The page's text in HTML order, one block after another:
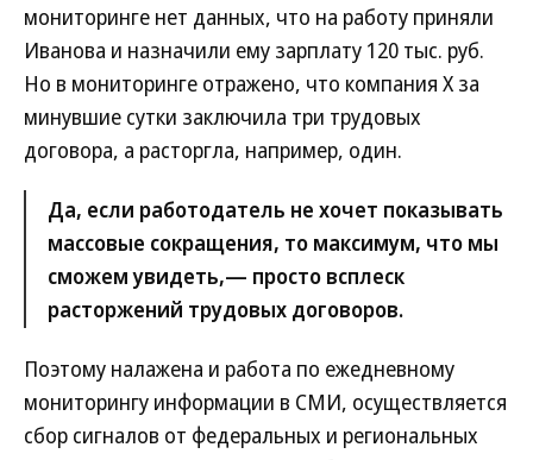
мониторинге нет данных, что на работу приняли
Иванова и назначили ему зарплату 120 тыс. руб.
Но в мониторинге отражено, что компания Х за
минувшие сутки заключила три трудовых
договора, а расторгла, например, один.
Да, если работодатель не хочет показывать
массовые сокращения, то максимум, что мы
сможем увидеть,— просто всплеск
расторжений трудовых договоров.
Поэтому налажена и работа по ежедневному
мониторингу информации в СМИ, осуществляется
сбор сигналов от федеральных и региональных